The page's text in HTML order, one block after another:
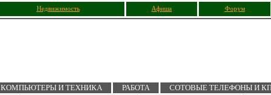
Недвижимость Афиша Форум
КОМПЬЮТЕРЫ И ТЕХНИКА РАБОТА СОТОВЫЕ ТЕЛЕФОНЫ И